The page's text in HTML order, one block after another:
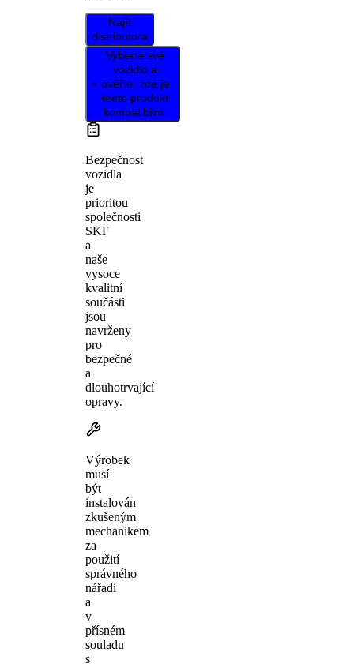
Najít
distributora
Vyberte své
vozidlo a
ověřte, zda je
tento produkt
kompatibilní.
Bezpečnost
vozidla
je
prioritou
společnosti
SKF
a
naše
vysoce
kvalitní
součásti
jsou
navrženy
pro
bezpečné
a
dlouhotrvající
opravy.
Výrobek
musí
být
instalován
zkušeným
mechanikem
za
použití
správného
nářadí
a
v
přísném
souladu
s